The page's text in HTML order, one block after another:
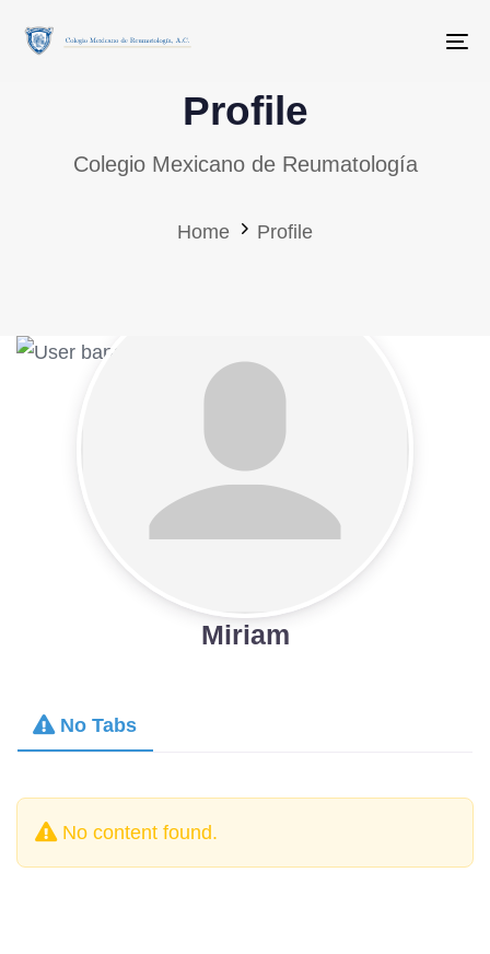
links
Profile
Colegio Mexicano de Reumatología
Home Profile
Miriam
No Tabs
No content found.